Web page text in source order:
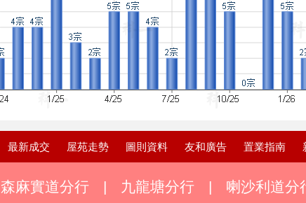
最新成交 屋苑走勢 圖則資料 友和廣告 置業指南
森麻實道分行 | 九龍塘分行 | 喇沙利道分